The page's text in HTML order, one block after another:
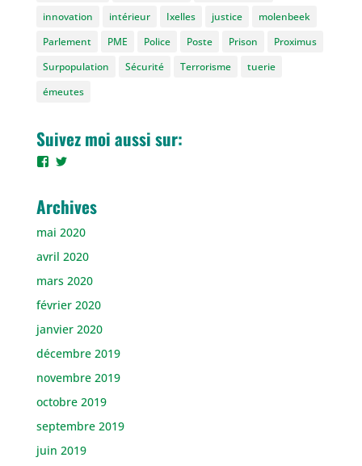
innovation intérieur Ixelles justice
molenbeek
Parlement
PME Police Poste Prison
Proximus
Surpopulation
Sécurité Terrorisme
tuerie
émeutes
Suivez moi aussi sur:
Voir
gilles.burre
sur
Facebook
Voir
de
gilles_vdb
Twitter
Archives
mai 2020
avril 2020
mars 2020
février 2020
janvier 2020
décembre 2019
novembre 2019
octobre 2019
septembre 2019
juin 2019